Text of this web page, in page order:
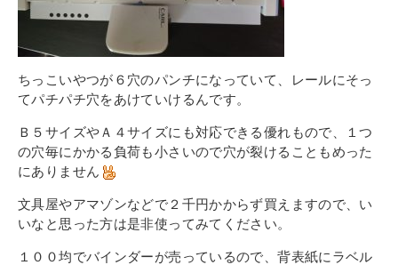
ちっこいやつが６穴のパンチになっていて、レールにそっ
てパチパチ穴をあけていけるんです。
Ｂ５サイズやＡ４サイズにも対応できる優れもので、１つ
の穴毎にかかる負荷も小さいので穴が裂けることもめった
にありません
文具屋やアマゾンなどで２千円かからず買えますので、い
いなと思った方は是非使ってみてください。
１００均でバインダーが売っているので、背表紙にラベル